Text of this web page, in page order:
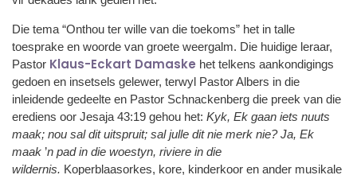
Die tema “Onthou ter wille van die toekoms” het in talle
toesprake en woorde van groete weergalm. Die huidige leraar,
Pastor Klaus-Eckart Damaske het telkens aankondigings
gedoen en insetsels gelewer, terwyl Pastor Albers in die
inleidende gedeelte en Pastor Schnackenberg die preek van die
erediens oor Jesaja 43:19 gehou het: Kyk, Ek gaan iets nuuts
maak; nou sal dit uitspruit; sal julle dit nie merk nie? Ja, Ek
maak ’n pad in die woestyn, riviere in die
wildernis. Koperblaasorkes, kore, kinderkoor en ander musikale